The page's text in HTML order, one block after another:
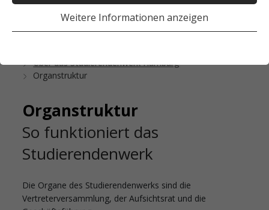
Weitere Informationen anzeigen
Über das Studierendenwerk Hamburg
Organstruktur
Organstruktur
So funktioniert das
Studierendenwerk
Die Organe des Studierendenwerks sind die
Vertreterversammlung, der Aufsichtsrat und die